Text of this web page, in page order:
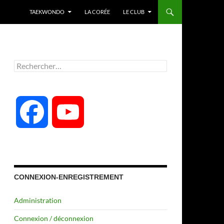
TAEKWONDO LA CORÉE LE CLUB
Rechercher :
c
e
u
T
CONNEXION-ENREGISTREMENT
Administration
Connexion / déconnexion